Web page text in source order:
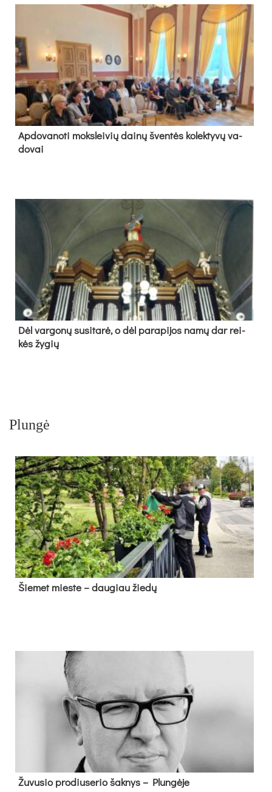
Ap­do­va­no­ti moks­lei­vių dai­nų šven­tės ko­lek­ty­vų va­
do­vai
Dėl var­go­nų su­si­ta­rė, o dėl pa­ra­pi­jos na­mų dar rei­
kės žy­gių
Plungė
Šie­met mies­te – dau­giau žie­dų
Žu­vu­sio pro­diu­se­rio šak­nys – Plun­gė­je